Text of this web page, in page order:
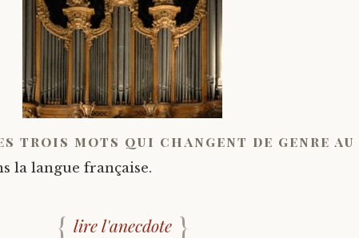
trois mots qui changent de genre au
la langue française.
lire l'anecdote